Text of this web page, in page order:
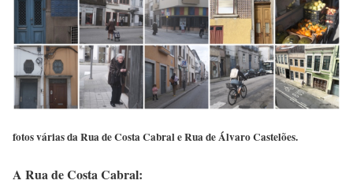
fotos várias da Rua de Costa Cabral e Rua de Álvaro Castelões.
A Rua de Costa Cabral: